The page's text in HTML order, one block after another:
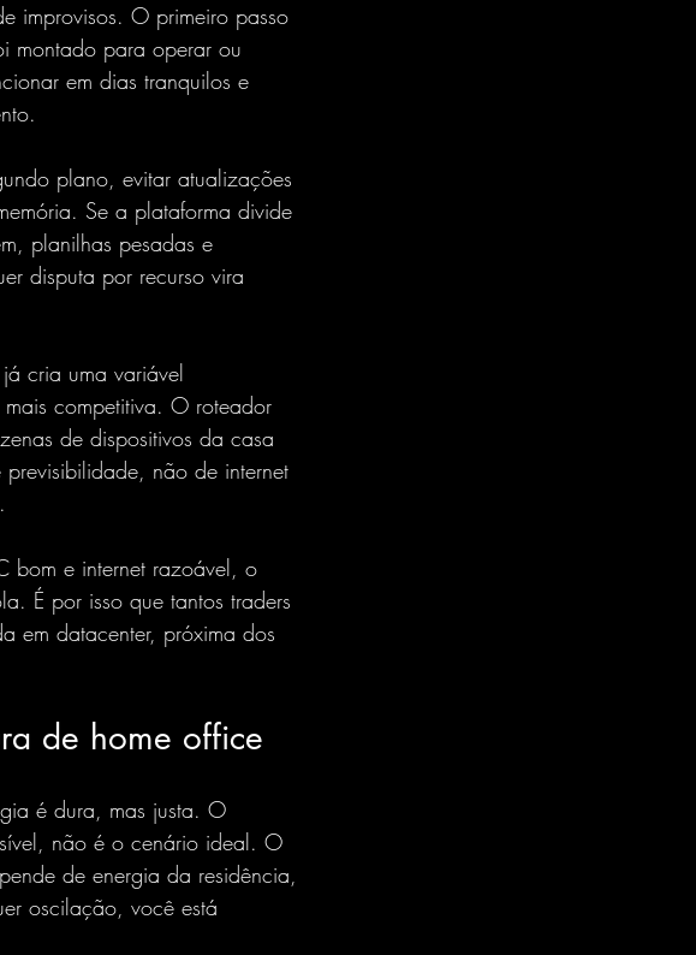
improvisos. O primeiro passo
montado para operar ou
em dias tranquilos e
plano, evitar atualizações
Se a plataforma divide
planilhas pesadas e
disputa por recurso vira
cria uma variável
competitiva. O roteador
de dispositivos da casa
não de internet
bom e internet razoável, o
É por isso que tantos traders
em datacenter, próxima dos
de home office
é dura, mas justa. O
não é o cenário ideal. O
de energia da residência,
oscilação, você está